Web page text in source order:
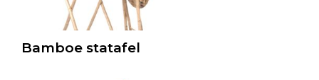
Bamboe statafel